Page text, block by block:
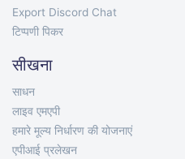
Export Discord Chat
टिप्पणी पिकर
सीखना
साधन
लाइव एमएपी
हमारे मूल्य निर्धारण की योजनाएं
एपीआई प्रलेखन